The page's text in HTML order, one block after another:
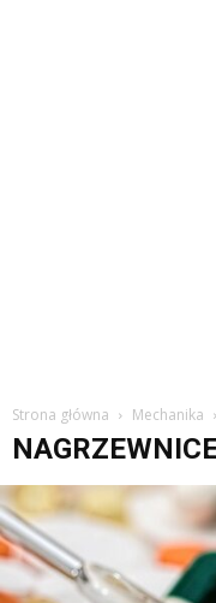
Strona główna Mechanika